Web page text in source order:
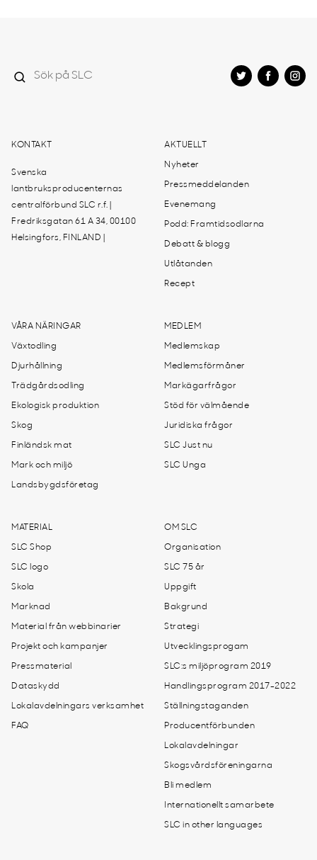
KONTAKT
Svenska
lantbruksproducenternas
centralförbund SLC r.f. |
Fredriksgatan 61 A 34, 00100
Helsingfors, FINLAND |
AKTUELLT
Nyheter
Pressmeddelanden
Evenemang
Podd: Framtidsodlarna
Debatt & blogg
Utlåtanden
Recept
VÅRA NÄRINGAR
Växtodling
Djurhållning
Trädgårdsodling
Ekologisk produktion
Skog
Finländsk mat
Mark och miljö
Landsbygdsföretag
MEDLEM
Medlemskap
Medlemsförmåner
Markägarfrågor
Stöd för välmående
Juridiska frågor
SLC Just nu
SLC Unga
MATERIAL
SLC Shop
SLC logo
Skola
Marknad
Material från webbinarier
Projekt och kampanjer
Pressmaterial
Dataskydd
Lokalavdelningars verksamhet
FAQ
OM SLC
Organisation
SLC 75 år
Uppgift
Bakgrund
Strategi
Utvecklingsprogam
SLC:s miljöprogram 2019
Handlingsprogram 2017-2022
Ställningstaganden
Producentförbunden
Lokalavdelningar
Skogsvårdsföreningarna
Bli medlem
Internationellt samarbete
SLC in other languages